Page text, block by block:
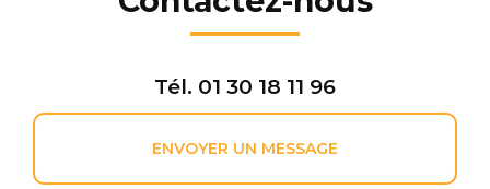
Tél. 01 30 18 11 96
ENVOYER UN MESSAGE